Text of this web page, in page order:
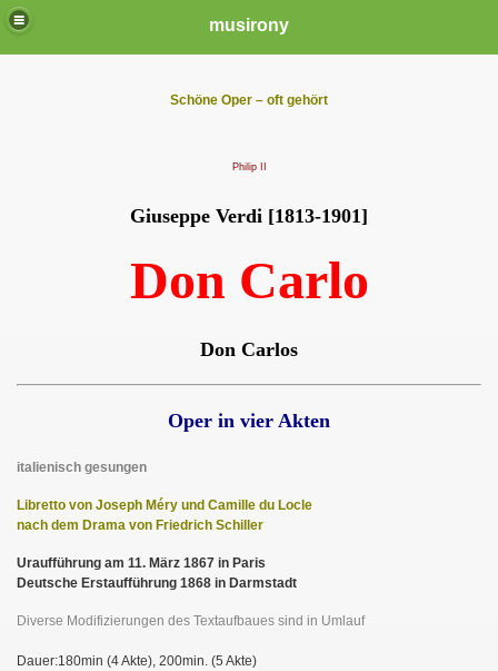
musirony
Schöne Oper – oft gehört
Philip II
Giuseppe Verdi [1813-1901]
Don Carlo
Don Carlos
Oper in vier Akten
italienisch gesungen
Libretto von Joseph Méry und Camille du Locle
nach dem Drama von Friedrich Schiller
Uraufführung am 11. März 1867 in Paris
Deutsche Erstaufführung 1868 in Darmstadt
Diverse Modifizierungen des Textaufbaues sind in Umlauf
Dauer:180min (4 Akte), 200min. (5 Akte)